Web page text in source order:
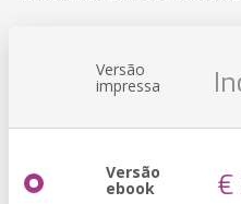
Versão
impressa
Versão
ebook €